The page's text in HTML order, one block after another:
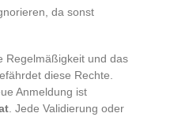
da sonst
Regelmäßigkeit und das
diese Rechte.
Anmeldung ist
. Jede Validierung oder